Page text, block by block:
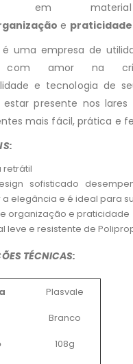
em
e praticidade
é uma empresa de
com amor na
e tecnologia de
presente nos
mais fácil, prática e
retrátil
sofisticado
elegância e é ideal para
organização e praticidade
leve e resistente de
TÉCNICAS:
Plasvale
Branco
108g